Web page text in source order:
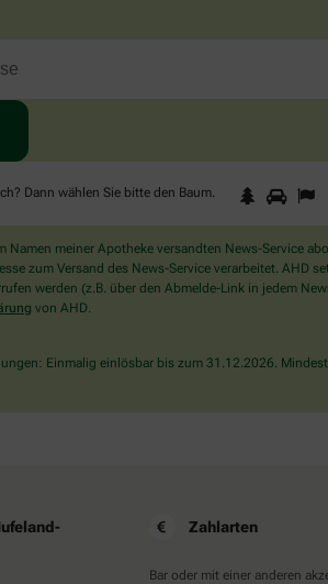
Dann wählen Sie bitte den Baum.
Sind
Sie
Mensch?
Dann
wählen
Baum.
1 2
Namen meiner Apotheke versandten News-Service
zum Versand des News-Service verarbeitet. AHD
werden (z.B. über den Abmelde-Link in jedem
von AHD.
Einmalig einlösbar bis zum 31.12.2026.
Zahlarten
Bar oder mit einer anderen